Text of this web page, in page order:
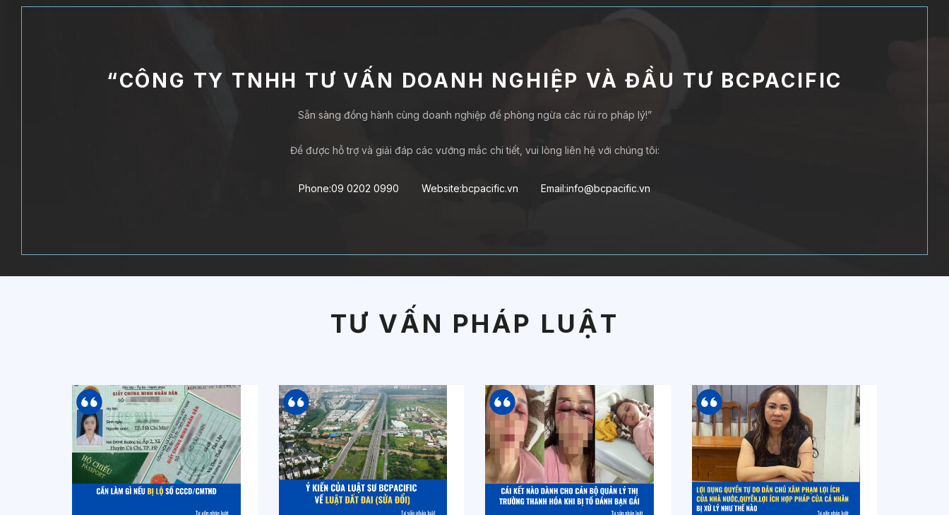
“CÔNG TY TNHH TƯ VẤN DOANH NGHIỆP VÀ ĐẦU TƯ BCPACIFIC
Sẵn sàng đồng hành cùng doanh nghiệp để phòng ngừa các rủi ro pháp lý!”
Để được hỗ trợ và giải đáp các vướng mắc chi tiết, vui lòng liên hệ với chúng tôi:
Phone:09 0202 0990 Website:bcpacific.vn Email:info@bcpacific.vn
TƯ VẤN PHÁP LUẬT